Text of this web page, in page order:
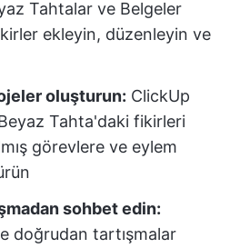
Tahtalar ve Belgeler
ekleyin, düzenleyin ve
oluşturun: ClickUp
Tahta'daki fikirleri
görevlere ve eylem
sohbet edin:
doğrudan tartışmalar